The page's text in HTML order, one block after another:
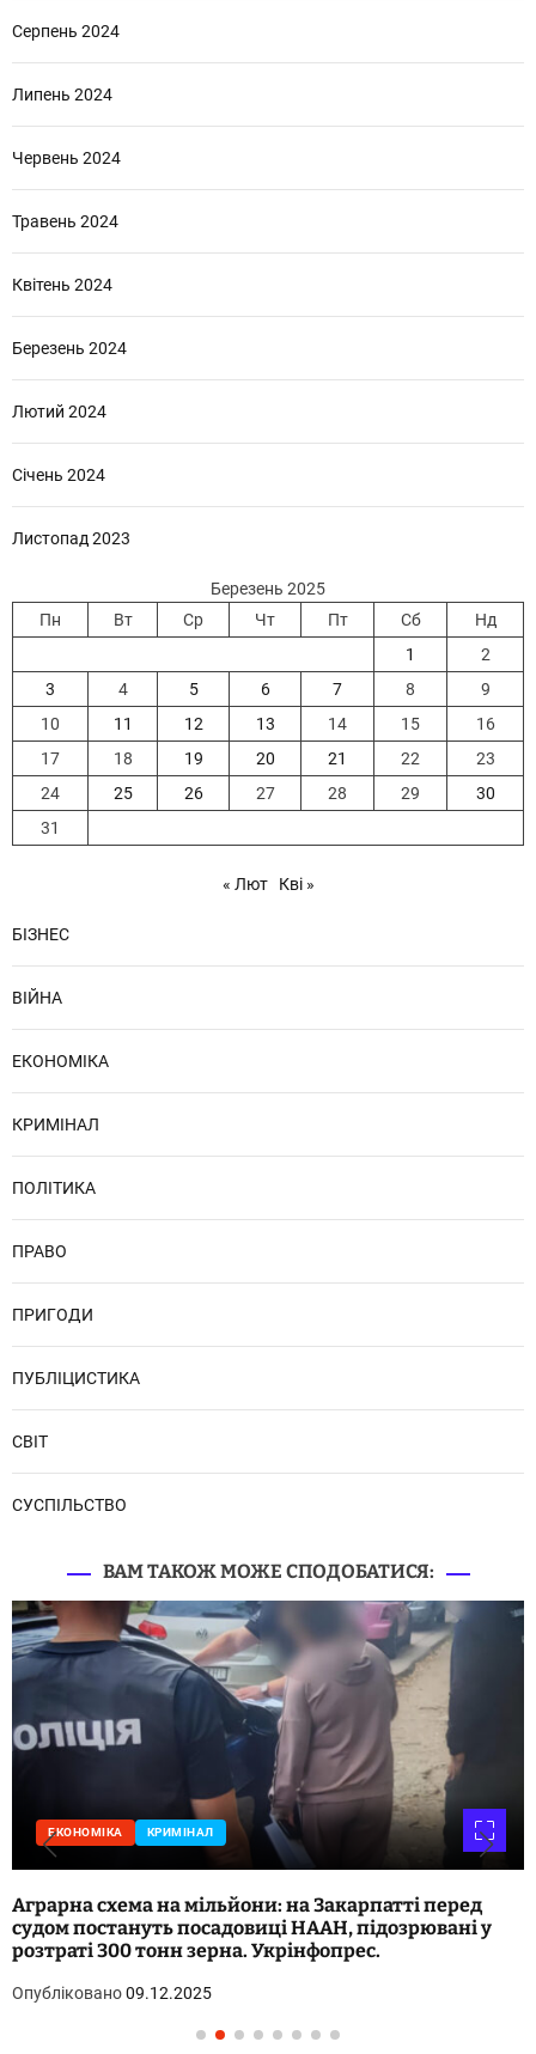
Серпень 2024
Липень 2024
Червень 2024
Травень 2024
Квітень 2024
Березень 2024
Лютий 2024
Січень 2024
Листопад 2023
Березень 2025
Пн
Вт Ср Чт Пт Сб
Нд
1
2
3
4 5 6 7 8
9
10
11 12 13 14 15
16
17
18 19 20 21 22
23
24
25 26 27 28 29
30
31
« Лют Кві »
БІЗНЕС
ВІЙНА
ЕКОНОМІКА
КРИМІНАЛ
ПОЛІТИКА
ПРАВО
ПРИГОДИ
ПУБЛІЦИСТИКА
СВІТ
СУСПІЛЬСТВО
ВАМ ТАКОЖ МОЖЕ СПОДОБАТИСЯ:
ЕКОНОМІКА КРИМІНАЛ
Аграрна схема на мільйони: на Закарпатті перед
судом постануть посадовиці НААН, підозрювані у
розтраті 300 тонн зерна. Укрінфопрес.
Опубліковано09.12.2025